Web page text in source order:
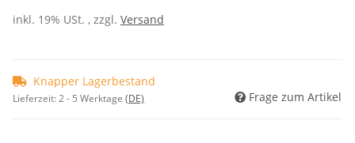
inkl. 19% USt. , zzgl. Versand
Knapper Lagerbestand
Lieferzeit:2 - 5 Werktage (DE) Frage zum Artikel